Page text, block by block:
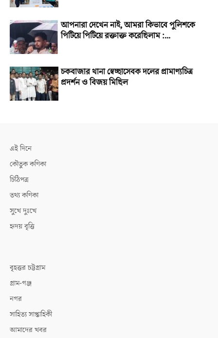
আপনারা দেখেন নাই, আমরা কিভাবে পুলিশকে
পিটিয়ে পিটিয়ে রক্তাক্ত করেছিলাম :...
চকবাজার থানা স্বেচ্ছাসেবক দলের প্রামাণ্যচিত্র
প্রদর্শন ও বিজয় মিছিল
এই দিনে
কৌতুক কণিকা
চিঠিপত্র
তথ্য কণিকা
সুখে দুঃখে
হৃদয় বৃত্তি
বৃহত্তর চট্টগ্রাম
গ্রাম-গঞ্জ
নগর
সাহিত্য সাপ্তাহিকী
আমাদের খবর